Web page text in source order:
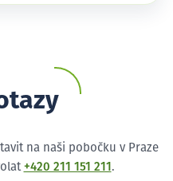
na naši pobočku v Praze
+420 211 151 211 .